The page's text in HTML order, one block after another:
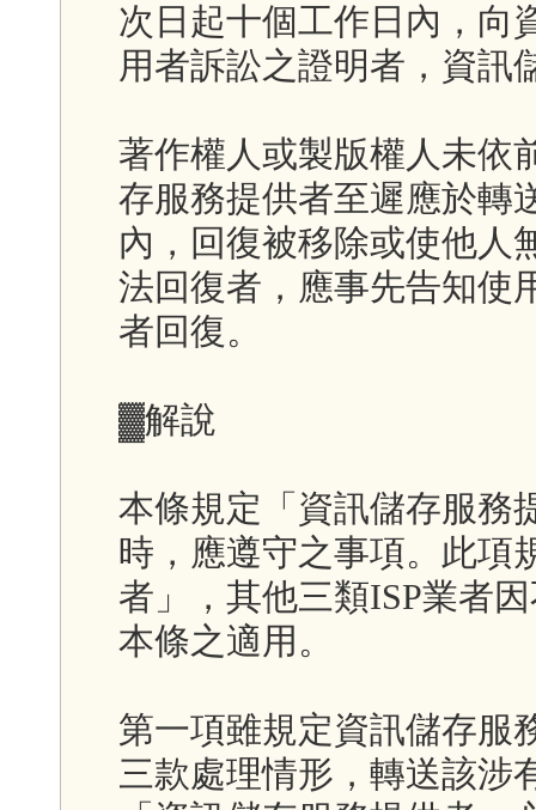
次日起十個工作日內，向
用者訴訟之證明者，資訊
著作權人或製版權人未依
存服務提供者至遲應於轉
內，回復被移除或使他人
法回復者，應事先告知使
者回復。
▓解說
本條規定「資訊儲存服務
時，應遵守之事項。此項
者」，其他三類ISP業者
本條之適用。
第一項雖規定資訊儲存服
三款處理情形，轉送該涉